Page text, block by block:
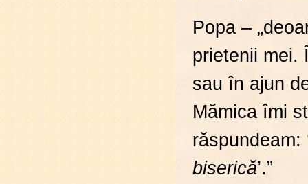
Popa –
prietenii mei.
sau în ajun
Mămica îmi
răspundeam:
biserică’.”